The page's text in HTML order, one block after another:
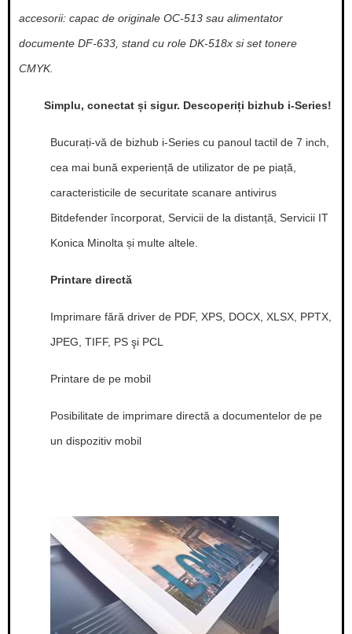
accesorii: capac de originale OC-513 sau alimentator
documente DF-633, stand cu role DK-518x si set tonere
CMYK.
Simplu, conectat și sigur. Descoperiți bizhub i-Series!
Bucurați-vă de bizhub i-Series cu panoul tactil de 7 inch,
cea mai bună experiență de utilizator de pe piață,
caracteristicile de securitate scanare antivirus
Bitdefender încorporat, Servicii de la distanță, Servicii IT
Konica Minolta și multe altele.
Printare directă
Imprimare fără driver de PDF, XPS, DOCX, XLSX, PPTX,
JPEG, TIFF, PS şi PCL
Printare de pe mobil
Posibilitate de imprimare directă a documentelor de pe
un dispozitiv mobil